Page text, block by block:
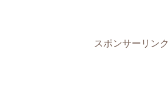
スポンサーリンク